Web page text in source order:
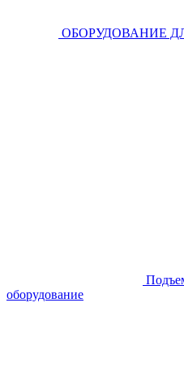
ОБОРУДОВАНИЕ
оборудование